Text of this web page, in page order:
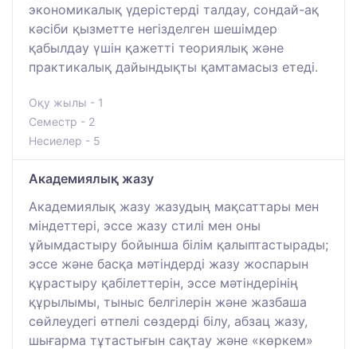
экономикалық үдерістерді талдау, сондай-ақ
кәсіби қызметте негізделген шешімдер
қабылдау үшін қажетті теориялық және
практикалық дайындықты қамтамасыз етеді.
Оқу жылы - 1
Семестр - 2
Несиелер - 5
Академиялық жазу
Академиялық жазу жазудың мақсаттары мен
міндеттері, эссе жазу стилі мен оны
ұйымдастыру бойынша білім қалыптастырады;
эссе және басқа мәтіндерді жазу жоспарын
құрастыру қабілеттерін, эссе мәтіндерінің
құрылымы, тыныс белгілерін және жазбаша
сөйлеудегі өтпелі сөздерді білу, абзац жазу,
шығарма тұтастығын сақтау және «көркем»